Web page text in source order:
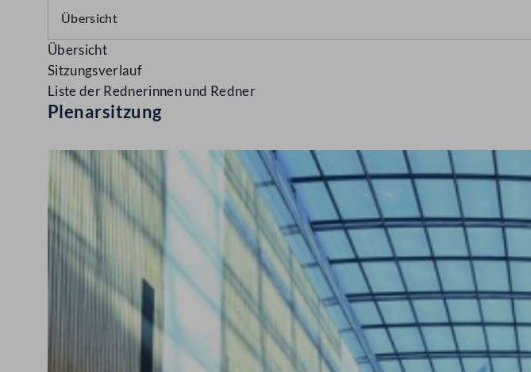
Übersicht
Sitzungsverlauf
Liste der Rednerinnen und Redner
Plenarsitzung